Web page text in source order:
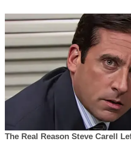
The Real Reason Steve Carell